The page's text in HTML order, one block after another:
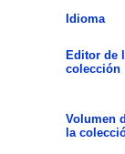
Idioma
Editor de
colección
Volumen
la